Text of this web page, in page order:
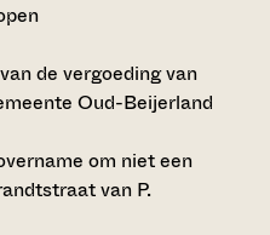
de vergoeding van
Oud-Beijerland
om niet een
van P.